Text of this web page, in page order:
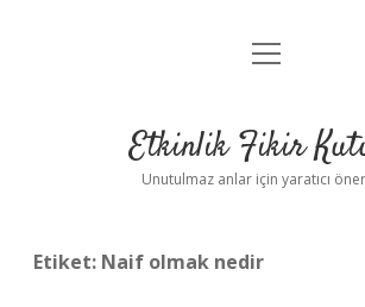
Anasayfa
Yasal Uyarı
menüyü
Etkinlik Fikir
Unutulmaz anlar için yaratıcı
Etiket: Naif olmak nedir